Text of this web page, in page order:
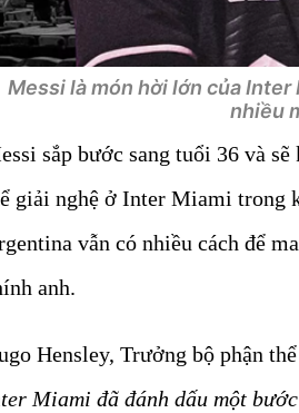
Messi là món hời lớn của
nhiều
sắp bước sang tuổi 36 và
giải nghệ ở Inter Miami trong
vẫn có nhiều cách để
anh.
Hensley, Trưởng bộ phận
Miami đã đánh dấu một